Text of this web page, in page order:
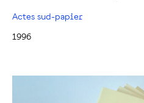
Actes sud-papier
1996